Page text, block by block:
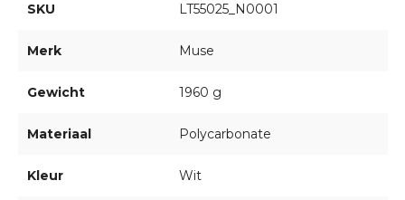
SKU LT55025_N0001
Merk Muse
Gewicht 1960 g
Materiaal Polycarbonate
Kleur Wit